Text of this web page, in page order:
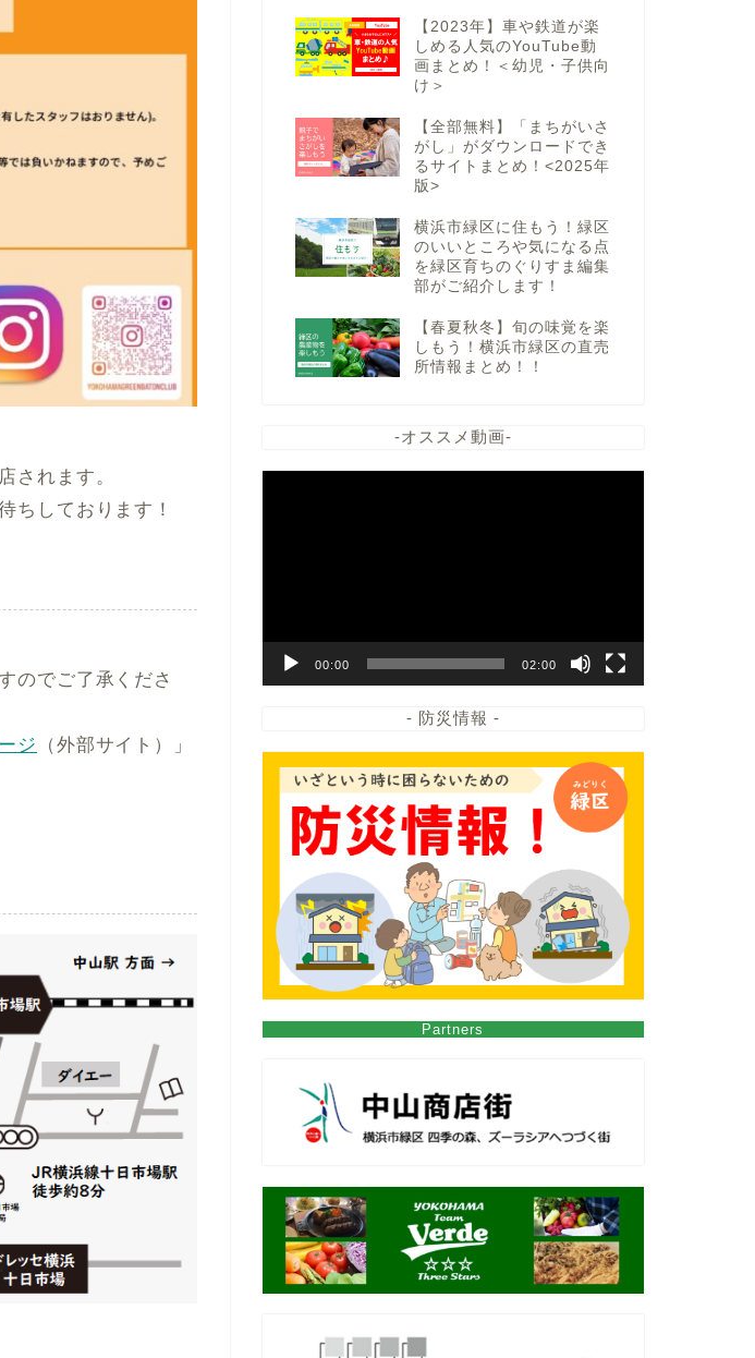
されます。
ちしております！
のでご了承くださ
ジ
（外部サイト）」
【2023年】車や鉄道が楽
しめる人気のYouTube動
画まとめ！＜幼児・子供向
け＞
【全部無料】「まちがいさ
がし」がダウンロードでき
るサイトまとめ！<2025年
版>
横浜市緑区に住もう！緑区
のいいところや気になる点
を緑区育ちのぐりすま編集
部がご紹介します！
【春夏秋冬】旬の味覚を楽
しもう！横浜市緑区の直売
所情報まとめ！！
-オススメ動画-
00:00 02:00
- 防災情報 -
Partners